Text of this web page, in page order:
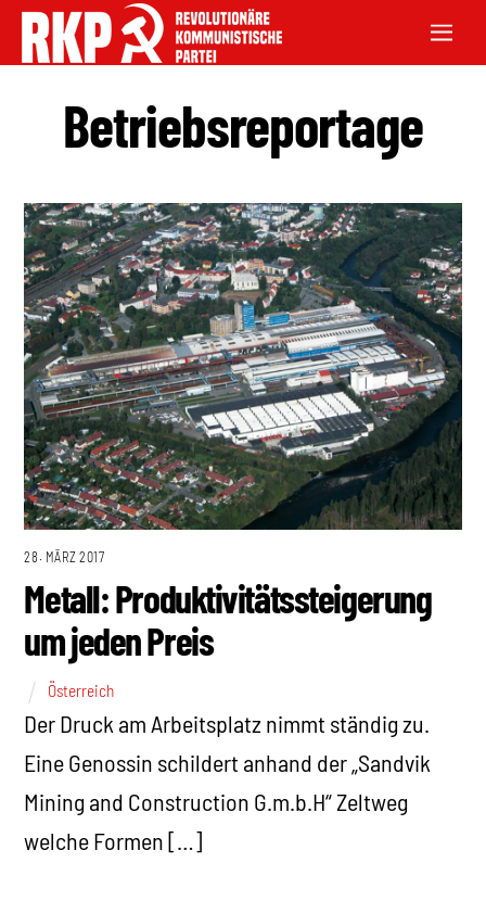
Betriebsreportage
28. MÄRZ 2017
Metall: Produktivitätssteigerung
um jeden Preis
Österreich
Der Druck am Arbeitsplatz nimmt ständig zu.
Eine Genossin schildert anhand der „Sandvik
Mining and Construction G.m.b.H“ Zeltweg
welche Formen […]